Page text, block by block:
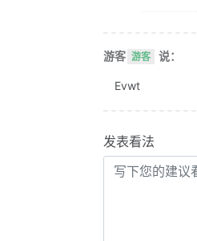
游客 游客 说：
Evwt
发表看法